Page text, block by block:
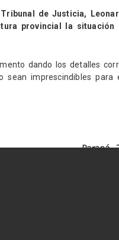
de Justicia,
provincial la
dando los detalles
sean imprescindibles para